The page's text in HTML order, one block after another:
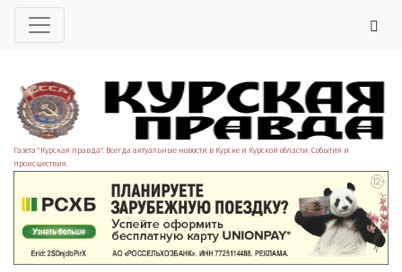
Газета "Курская правда". Всегда актуальные новости в Курске и Курской области. События и
происшествия.